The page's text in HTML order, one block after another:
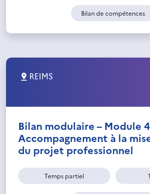
Bilan de compétences
REIMS
Bilan modulaire – Module
Accompagnement à la
du projet professionnel
Temps partiel